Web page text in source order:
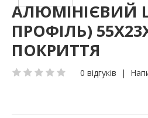
АЛЮМІНІЄВИЙ
ПРОФІЛЬ)
ПОКРИТТЯ
0 відгуків |